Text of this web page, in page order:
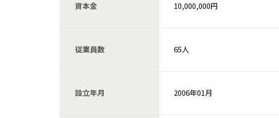
資本金 10,000,000円
従業員数 65人
設立年月 2006年01月